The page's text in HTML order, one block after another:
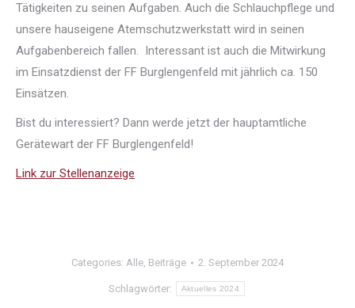
Tätigkeiten zu seinen Aufgaben. Auch die Schlauchpflege und
unsere hauseigene Atemschutzwerkstatt wird in seinen
Aufgabenbereich fallen. Interessant ist auch die Mitwirkung
im Einsatzdienst der FF Burglengenfeld mit jährlich ca. 150
Einsätzen.
Bist du interessiert? Dann werde jetzt der hauptamtliche
Gerätewart der FF Burglengenfeld!
Link zur Stellenanzeige
Categories: Alle, Beiträge 2. September 2024
Schlagwörter: Aktuelles 2024